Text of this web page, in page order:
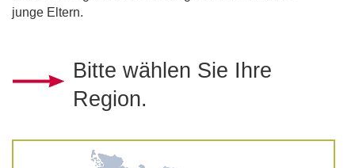
junge Eltern.
Bitte wählen Sie Ihre
Region.